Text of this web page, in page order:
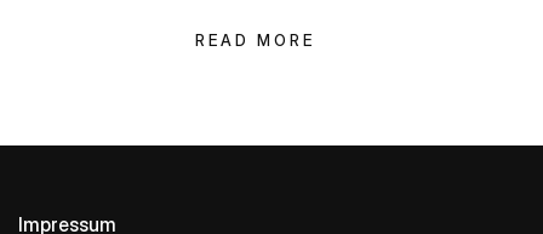
READ MORE
Impressum